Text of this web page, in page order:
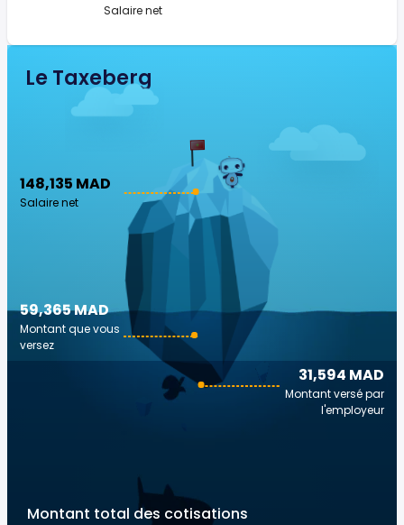
Salaire net
Le Taxeberg
148,135 MAD
Salaire net
31,594 MAD
Montant versé par
l'employeur
59,365 MAD
Montant que vous
versez
Montant total des cotisations